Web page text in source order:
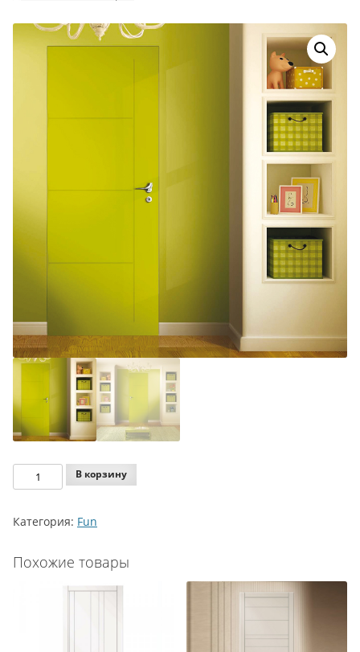
Количество
Agoprofil
255
В корзину
Категория: Fun
Похожие товары